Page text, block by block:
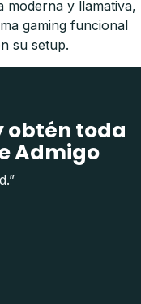
moderna y llamativa,
gaming funcional
su setup.
obtén toda
Admigo